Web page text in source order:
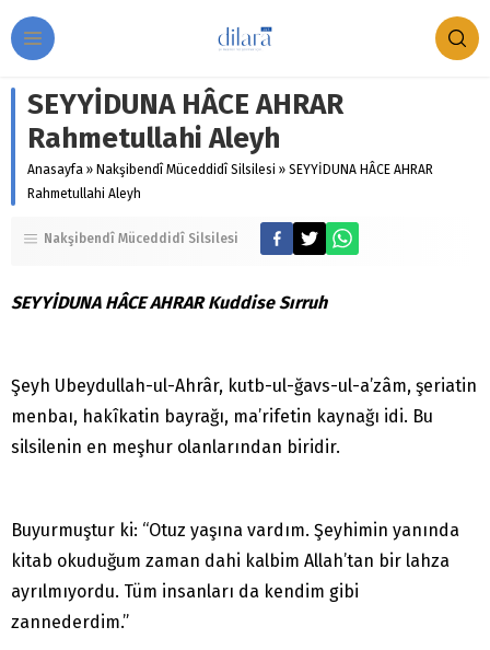
SEYYİDUNA HÂCE AHRAR
Rahmetullahi Aleyh
Anasayfa » Nakşibendî Müceddidî Silsilesi » SEYYİDUNA HÂCE AHRAR
Rahmetullahi Aleyh
Nakşibendî Müceddidî Silsilesi
SEYYİDUNA HÂCE AHRAR Kuddise Sırruh
Şeyh Ubeydullah-ul-Ahrâr, kutb-ul-ğavs-ul-a’zâm, şeriatin
menbaı, hakîkatin bayrağı, ma’rifetin kaynağı idi. Bu
silsilenin en meşhur olanlarından biridir.
Buyurmuştur ki: “Otuz yaşına vardım. Şeyhimin yanında
kitab okuduğum zaman dahi kalbim Allah’tan bir lahza
ayrılmıyordu. Tüm insanları da kendim gibi
zannederdim.”